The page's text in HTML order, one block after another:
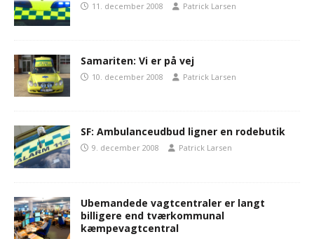
11. december 2008 Patrick Larsen
Samariten: Vi er på vej
10. december 2008 Patrick Larsen
SF: Ambulanceudbud ligner en rodebutik
9. december 2008 Patrick Larsen
Ubemandede vagtcentraler er langt
billigere end tværkommunal
kæmpevagtcentral